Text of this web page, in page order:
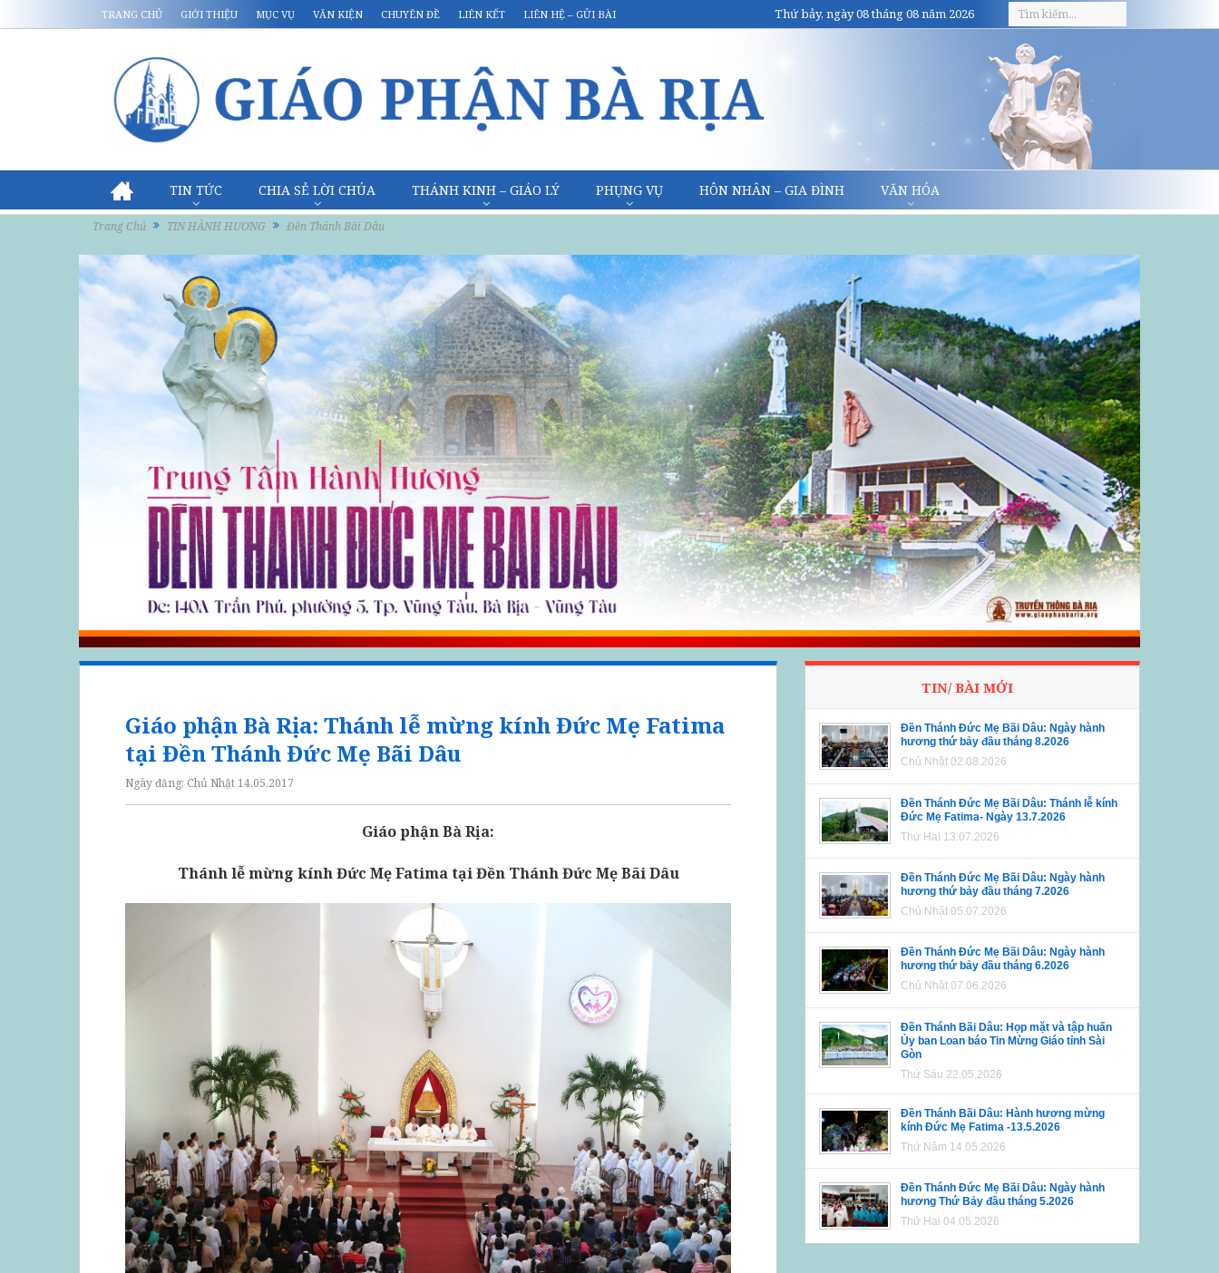
TRANG CHỦ GIỚI THIỆU MỤC VỤ VĂN KIỆN CHUYÊN ĐỀ LIÊN KẾT LIÊN HỆ – GỬI BÀI Thứ bảy, ngày 08 tháng 08 năm 2026
TIN TỨC CHIA SẺ LỜI CHÚA THÁNH KINH – GIÁO LÝ PHỤNG VỤ HÔN NHÂN – GIA ĐÌNH VĂN HÓA
Trang Chủ TIN HÀNH HƯƠNG Đền Thánh Bãi Dâu
Giáo phận Bà Rịa: Thánh lễ mừng kính Đức Mẹ Fatima
tại Đền Thánh Đức Mẹ Bãi Dâu
Ngày đăng: Chủ Nhật 14.05.2017
Giáo phận Bà Rịa:
Thánh lễ mừng kính Đức Mẹ Fatima tại Đền Thánh Đức Mẹ Bãi Dâu
TIN/ BÀI MỚI
Đền Thánh Đức Mẹ Bãi Dâu: Ngày hành
hương thứ bảy đầu tháng 8.2026
Chủ Nhật 02.08.2026
Đền Thánh Đức Mẹ Bãi Dâu: Thánh lễ kính
Đức Mẹ Fatima- Ngày 13.7.2026
Thứ Hai 13.07.2026
Đền Thánh Đức Mẹ Bãi Dâu: Ngày hành
hương thứ bảy đầu tháng 7.2026
Chủ Nhật 05.07.2026
Đền Thánh Đức Mẹ Bãi Dâu: Ngày hành
hương thứ bảy đầu tháng 6.2026
Chủ Nhật 07.06.2026
Đền Thánh Bãi Dâu: Họp mặt và tập huấn
Ủy ban Loan báo Tin Mừng Giáo tỉnh Sài
Gòn
Thứ Sáu 22.05.2026
Đền Thánh Bãi Dâu: Hành hương mừng
kính Đức Mẹ Fatima -13.5.2026
Thứ Năm 14.05.2026
Đền Thánh Đức Mẹ Bãi Dâu: Ngày hành
hương Thứ Bảy đầu tháng 5.2026
Thứ Hai 04.05.2026